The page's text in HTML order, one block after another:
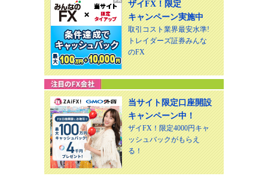
ザイFX！限定
キャンペーン実施中
取引コスト業界最安水準!
トレイダーズ証券みんな
のFX
当サイト限定口座開設
キャンペーン中！
ザイFX！限定4000円キャ
ッシュバックがもらえ
る！